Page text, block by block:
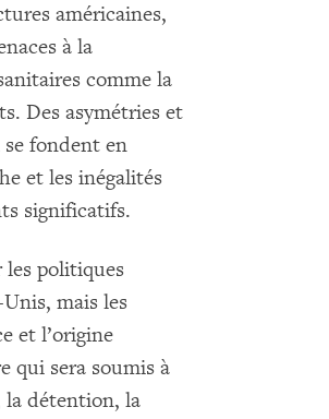
américaines,
à la
comme la
Des asymétries et
fondent en
et les inégalités
significatifs.
les politiques
mais les
et l’origine
qui sera soumis à
la détention, la